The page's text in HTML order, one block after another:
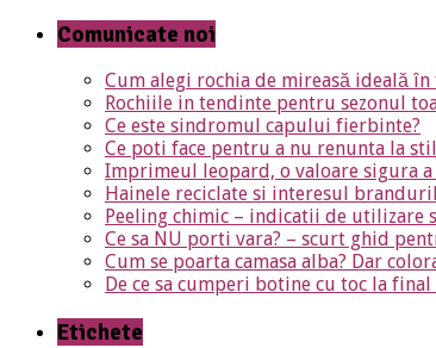
Comunicate noi
Cum alegi rochia de mireasă ideală
Rochiile in tendinte pentru sezonul
Ce este sindromul capului fierbinte?
Ce poti face pentru a nu renunta la
Imprimeul leopard, o valoare sigura a
Hainele reciclate si interesul
Peeling chimic – indicatii de utilizare
Ce sa NU porti vara? – scurt ghid
Cum se poarta camasa alba? Dar
De ce sa cumperi botine cu toc la final
Etichete